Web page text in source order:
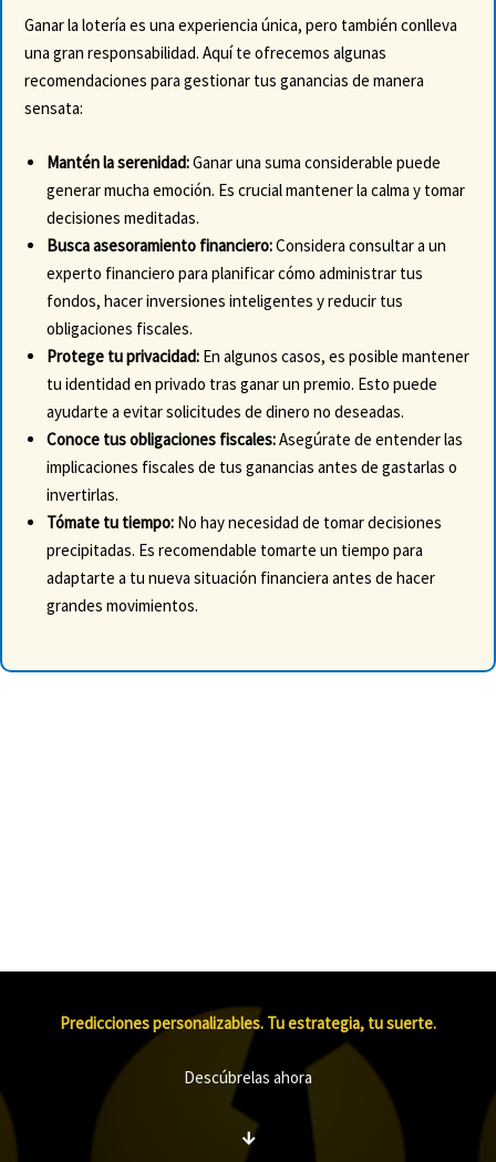
Ganar la lotería es una experiencia única, pero también conlleva
una gran responsabilidad. Aquí te ofrecemos algunas
recomendaciones para gestionar tus ganancias de manera
sensata:
Mantén la serenidad:Ganar una suma considerable puede
generar mucha emoción. Es crucial mantener la calma y tomar
decisiones meditadas.
Busca asesoramiento financiero:Considera consultar a un
experto financiero para planificar cómo administrar tus
fondos, hacer inversiones inteligentes y reducir tus
obligaciones fiscales.
Protege tu privacidad: En algunos casos, es posible mantener
tu identidad en privado tras ganar un premio. Esto puede
ayudarte a evitar solicitudes de dinero no deseadas.
Conoce tus obligaciones fiscales:Asegúrate de entender las
implicaciones fiscales de tus ganancias antes de gastarlas o
invertirlas.
Tómate tu tiempo: No hay necesidad de tomar decisiones
precipitadas. Es recomendable tomarte un tiempo para
adaptarte a tu nueva situación financiera antes de hacer
grandes movimientos.
Predicciones personalizables. Tu estrategia, tu suerte.
Descúbrelas ahora
↓